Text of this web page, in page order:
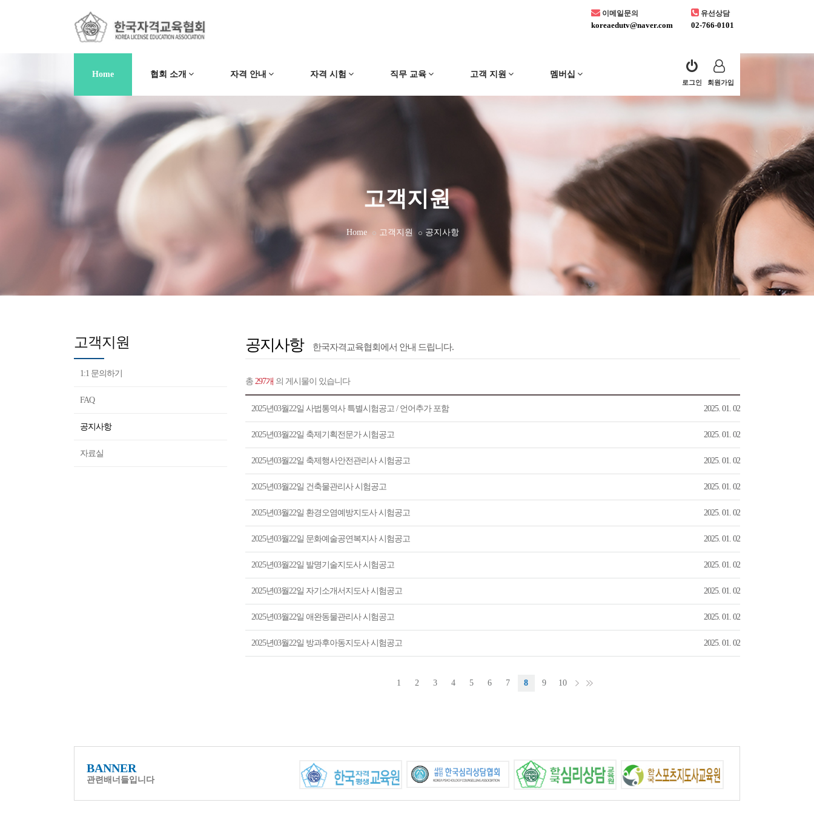
이메일문의
koreaedutv@naver.com
유선상담
02-766-0101
Home 협회 소개 자격 안내 자격 시험 직무 교육 고객 지원 멤버십
로그인 회원가입
고객지원
Home 고객지원 공지사항
공지사항 한국자격교육협회에서 안내 드립니다.
총 297개 의 게시물이 있습니다
2025년03월22일 사법통역사 특별시험공고 / 언어추가 포함 2025. 01. 02
2025년03월22일 축제기획전문가 시험공고 2025. 01. 02
2025년03월22일 축제행사안전관리사 시험공고 2025. 01. 02
2025년03월22일 건축물관리사 시험공고 2025. 01. 02
2025년03월22일 환경오염예방지도사 시험공고 2025. 01. 02
2025년03월22일 문화예술공연복지사 시험공고 2025. 01. 02
2025년03월22일 발명기술지도사 시험공고 2025. 01. 02
2025년03월22일 자기소개서지도사 시험공고 2025. 01. 02
2025년03월22일 애완동물관리사 시험공고 2025. 01. 02
2025년03월22일 방과후아동지도사 시험공고 2025. 01. 02
1 2 3 4 5 6 7 8 9 10
고객지원
1:1 문의하기
FAQ
공지사항
자료실
BANNER
관련배너들입니다